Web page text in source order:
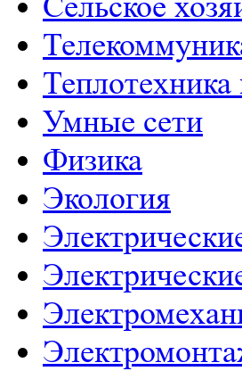
Умные сети
Физика
Экология